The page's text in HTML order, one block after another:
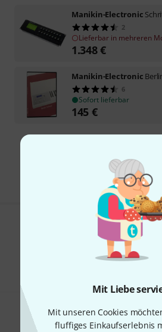
Mit Liebe
Mit unseren Cookies
fluffiges Einkaufserlebnis
Manikin-Electronic
2
Lieferbar in mehreren
1.348€
Manikin-Electronic
6
Sofort lieferbar
145 €
Alle Preise inkl.
Gefällt Ihnen, was
Teilen Hilfe